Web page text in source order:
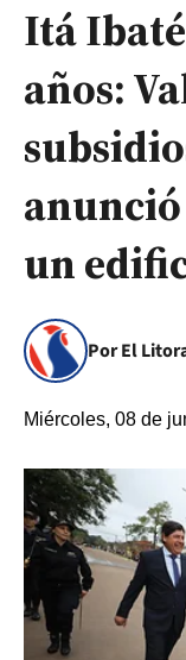
Itá
años:
un
Por El
Miércoles, 08 de